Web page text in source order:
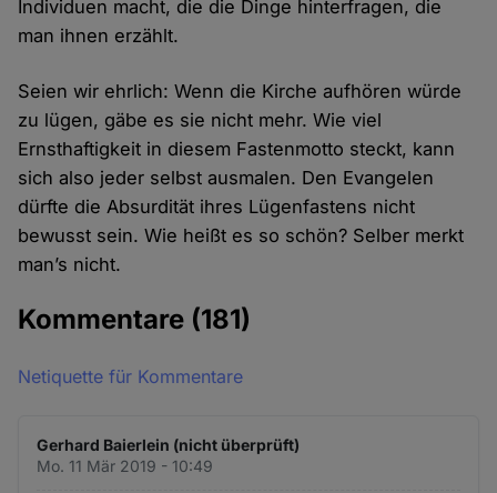
Individuen macht, die die Dinge hinterfragen, die
man ihnen erzählt.
Seien wir ehrlich: Wenn die Kirche aufhören würde
zu lügen, gäbe es sie nicht mehr. Wie viel
Ernsthaftigkeit in diesem Fastenmotto steckt, kann
sich also jeder selbst ausmalen. Den Evangelen
dürfte die Absurdität ihres Lügenfastens nicht
bewusst sein. Wie heißt es so schön? Selber merkt
man’s nicht.
Kommentare (181)
Netiquette für Kommentare
Gerhard Baierlein (nicht überprüft)
Mo. 11 Mär 2019 - 10:49